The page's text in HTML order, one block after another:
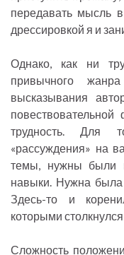
передавать мысль
дрессировкой я и
Однако, как ни
привычного
высказывания
трудность. Для
«рассуждения» на
темы, нужны были
навыки. Нужна была
Здесь-то и
которыми
Сложность